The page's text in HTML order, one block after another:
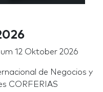
12 Oktober 2026
de Negocios y
CORFERIAS